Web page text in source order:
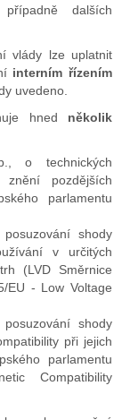
případně dalších
vlády lze uplatnit
interním řízením
uvedeno.
hned několik
o technických
pozdějších
parlamentu
shody
v určitých
(LVD Směrnice
EU - Low Voltage
shody
při jejich
parlamentu
Compatibility